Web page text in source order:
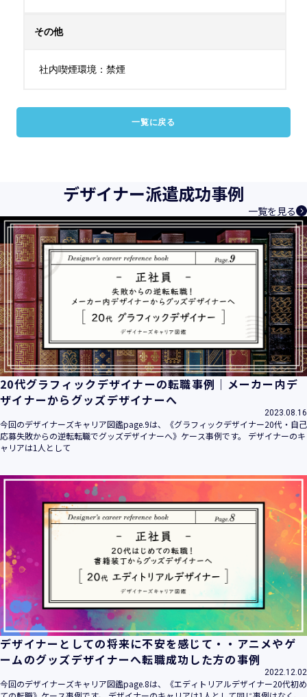
その他
社内喫煙環境：禁煙
一覧に戻る
デザイナー派遣成功事例
一覧を見る
20代グラフィックデザイナーの転職事例｜メーカー内デ
ザイナーからグッズデザイナーへ
2023.08.16
今回のデザイナーズキャリア図鑑page.9は、《グラフィックデザイナー20代・自己
応募失敗からの逆転転職でグッズデザイナーへ》ケース事例です。 デザイナーのキ
ャリアは1人として
デザイナーとしての将来に不安を感じて・・アニメやゲ
ームのグッズデザイナーへ転職成功した方の事例
2022.12.02
今回のデザイナーズキャリア図鑑page.8は、《エディトリアルデザイナー20代初め